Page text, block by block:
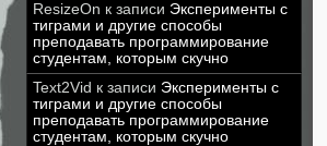
ResizeOn к записи Эксперименты с
тиграми и другие способы
преподавать программирование
студентам, которым скучно
Text2Vid к записи Эксперименты с
тиграми и другие способы
преподавать программирование
студентам, которым скучно